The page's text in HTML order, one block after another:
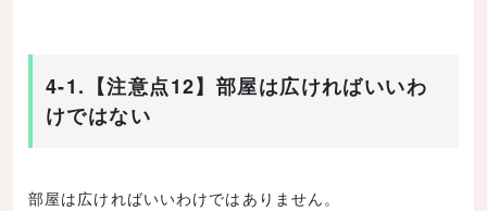
4-1.【注意点12】部屋は広ければいいわ
けではない
部屋は広ければいいわけではありません。